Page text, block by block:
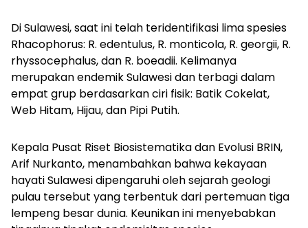
Di Sulawesi, saat ini telah teridentifikasi lima spesies
Rhacophorus: R. edentulus, R. monticola, R. georgii, R.
rhyssocephalus, dan R. boeadii. Kelimanya
merupakan endemik Sulawesi dan terbagi dalam
empat grup berdasarkan ciri fisik: Batik Cokelat,
Web Hitam, Hijau, dan Pipi Putih.
Kepala Pusat Riset Biosistematika dan Evolusi BRIN,
Arif Nurkanto, menambahkan bahwa kekayaan
hayati Sulawesi dipengaruhi oleh sejarah geologi
pulau tersebut yang terbentuk dari pertemuan tiga
lempeng besar dunia. Keunikan ini menyebabkan